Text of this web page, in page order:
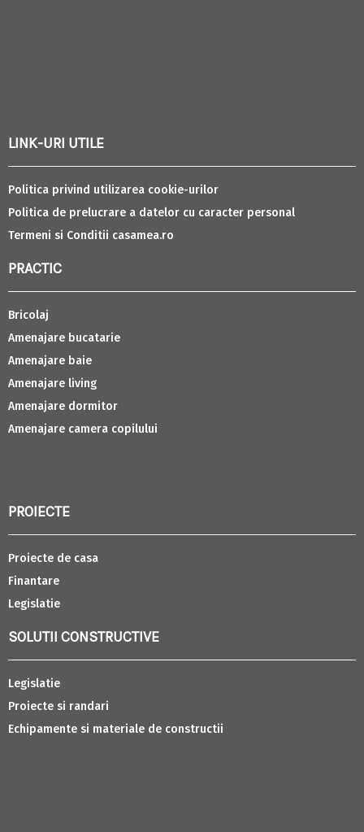
LINK-URI UTILE
Politica privind utilizarea cookie-urilor
Politica de prelucrare a datelor cu caracter personal
Termeni si Conditii casamea.ro
PRACTIC
Bricolaj
Amenajare bucatarie
Amenajare baie
Amenajare living
Amenajare dormitor
Amenajare camera copilului
PROIECTE
Proiecte de casa
Finantare
Legislatie
SOLUTII CONSTRUCTIVE
Legislatie
Proiecte si randari
Echipamente si materiale de constructii